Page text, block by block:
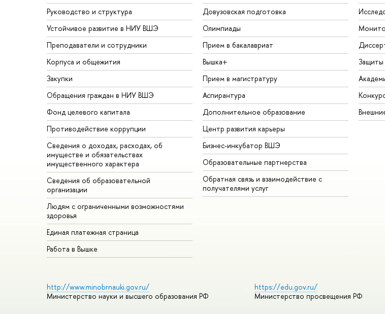
Руководство и структура
Устойчивое развитие в НИУ ВШЭ
Преподаватели и сотрудники
Корпуса и общежития
Закупки
Обращения граждан в НИУ ВШЭ
Фонд целевого капитала
Противодействие коррупции
Сведения о доходах, расходах, об
имуществе и обязательствах
имущественного характера
Сведения об образовательной
организации
Людям с ограниченными возможностями
здоровья
Единая платежная страница
Работа в Вышке
Довузовская подготовка
Олимпиады
Прием в бакалавриат
Вышка+
Прием в магистратуру
Аспирантура
Дополнительное образование
Центр развития карьеры
Бизнес-инкубатор ВШЭ
Образовательные партнерства
Обратная связь и взаимодействие с
получателями услуг
Защиты
http://www.minobrnauki.gov.ru/
Министерство науки и высшего образования РФ
https://edu.gov.ru/
Министерство просвещения РФ